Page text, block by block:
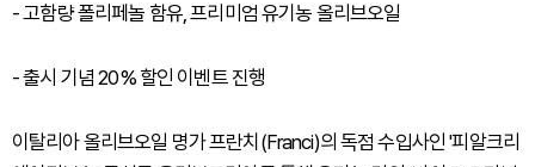
- 고함량 폴리페놀 함유, 프리미엄 유기농 올리브오일
- 출시 기념 20% 할인 이벤트 진행
이탈리아 올리브오일 명가 프란치(Franci)의 독점 수입사인 '피알크리